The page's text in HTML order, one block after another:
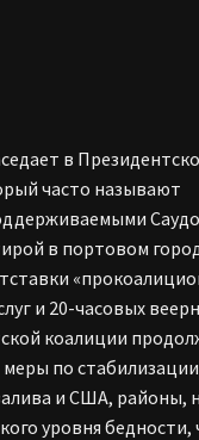
в
часто называют
в портовом
и 20-часовых
коалиции
по
и США, районы,
уровня бедности,